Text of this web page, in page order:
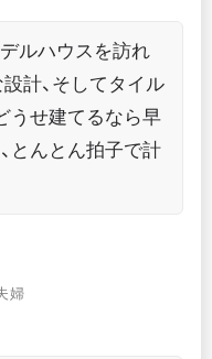
ルハウスを訪れ
計、そしてタイル
うせ建てるなら早
とんとん拍子で計
婦